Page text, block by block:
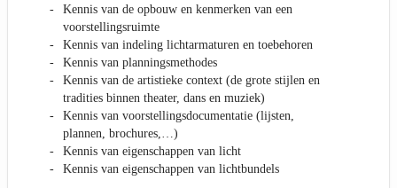
Kennis van de opbouw en kenmerken van een
voorstellingsruimte
Kennis van indeling lichtarmaturen en toebehoren
Kennis van planningsmethodes
Kennis van de artistieke context (de grote stijlen en
tradities binnen theater, dans en muziek)
Kennis van voorstellingsdocumentatie (lijsten,
plannen, brochures,…)
Kennis van eigenschappen van licht
Kennis van eigenschappen van lichtbundels